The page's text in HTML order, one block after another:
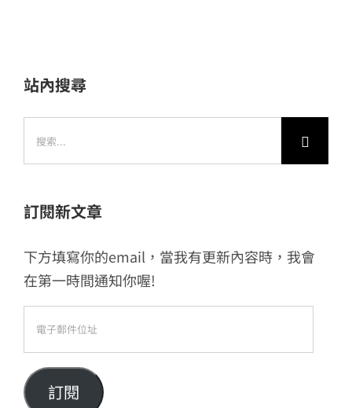
站內搜尋
訂閱新文章
下方填寫你的email，當我有更新內容時，我會
在第一時間通知你喔!
件
訂閱